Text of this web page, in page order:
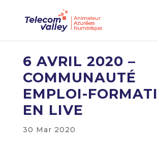
6 AVRIL 2020 –
COMMUNAUTÉ
EMPLOI-
EN LIVE
30 Mar 2020